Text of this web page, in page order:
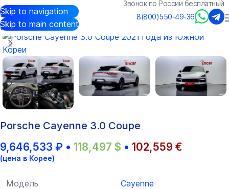
Skip to navigation
Skip to main content
Звонок по России бесплатный
8(800)550-49-36
Авто из Кореи/Каталог Cayenne
Porsche Cayenne 3.0 Coupe
9,646,533 ₽ • 118,497 $ • 102,559 €
(цена в Корее)
Модель Cayenne